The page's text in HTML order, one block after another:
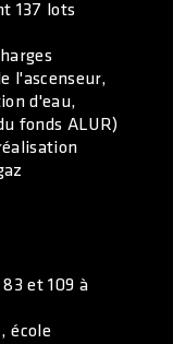
137 lots
l'ascenseur,
d'eau,
fonds ALUR)
et 109 à
école